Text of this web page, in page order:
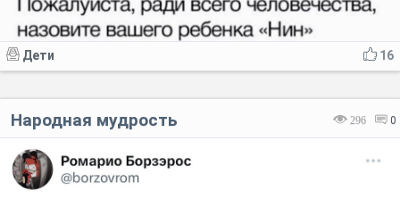
16
Дети
296 0
Народная мудрость